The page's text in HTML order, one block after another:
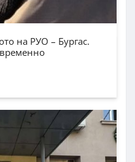
на РУО – Бургас.